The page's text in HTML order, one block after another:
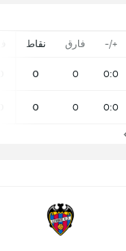
+/- فارق نقاط
0:0
0
0
0:0
0
0